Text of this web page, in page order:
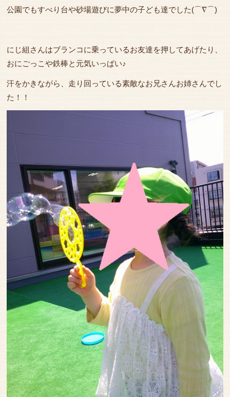
公園でもすべり台や砂場遊びに夢中の子ども達でした(⌒∇⌒)
にじ組さんはブランコに乗っているお友達を押してあげたり、
おにごっこや鉄棒と元気いっぱい♪
汗をかきながら、走り回っている素敵なお兄さんお姉さんでし
た！！